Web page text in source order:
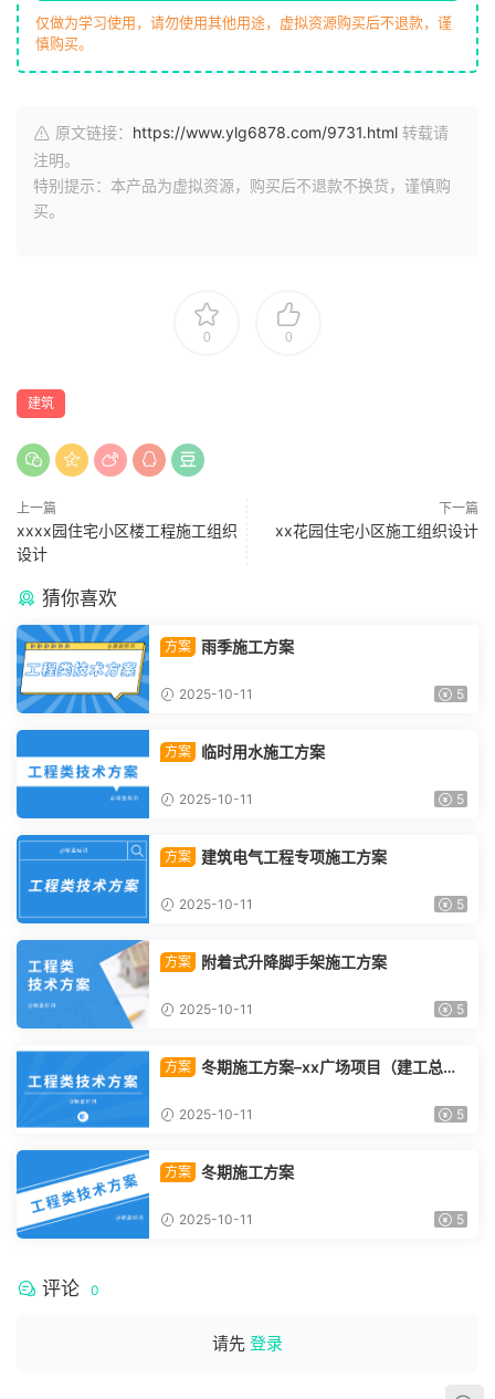
仅做为学习使用，请勿使用其他用途，虚拟资源购买后不退款，谨
慎购买。
原文链接： https://www.ylg6878.com/9731.html 转载请
注明。
特别提示：本产品为虚拟资源，购买后不退款不换货，谨慎购
买。
0 0
建筑
上一篇
xxxx园住宅小区楼工程施工组织
设计
下一篇
xx花园住宅小区施工组织设计
猜你喜欢
方案 雨季施工方案
2025-10-11 5
方案 临时用水施工方案
2025-10-11 5
方案 建筑电气工程专项施工方案
2025-10-11 5
方案 附着式升降脚手架施工方案
2025-10-11 5
方案 冬期施工方案–xx广场项目（建工总承
2025-10-11 5
方案 冬期施工方案
2025-10-11 5
评论 0
请先 登录